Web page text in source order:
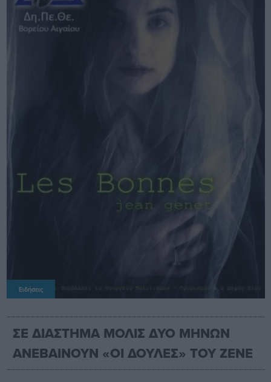
Ειδήσεις
ΣΕ ΔΙΑΣΤΗΜΑ ΜΟΛΙΣ ΔΥΟ ΜΗΝΩΝ
ΑΝΕΒΑΙΝΟΥΝ «ΟΙ ΔΟΥΛΕΣ» ΤΟΥ ΖΕΝΕ